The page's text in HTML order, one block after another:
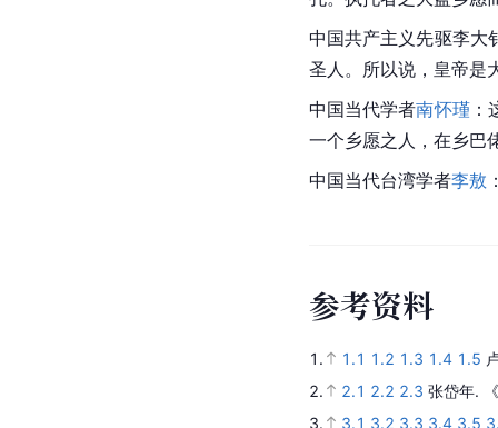
中国共产主义 先驱李大
圣人。所以说，皇帝是
中国当代学者南怀瑾：
一个乡愿之人，在乡巴
中国当代台湾学者李敖
参考资料
1. 1.1 1.2 1.3 1.4 1.5
2.
2.1 2.2 2.3 张岱年.
3.
3.1 3.2 3.3 3.4 3.5